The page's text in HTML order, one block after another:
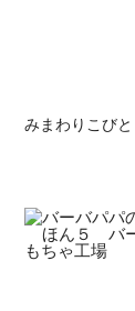
みまわりこびと